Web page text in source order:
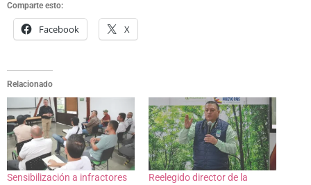
Comparte esto:
Facebook X
Relacionado
Sensibilización a infractores
Reelegido director de la